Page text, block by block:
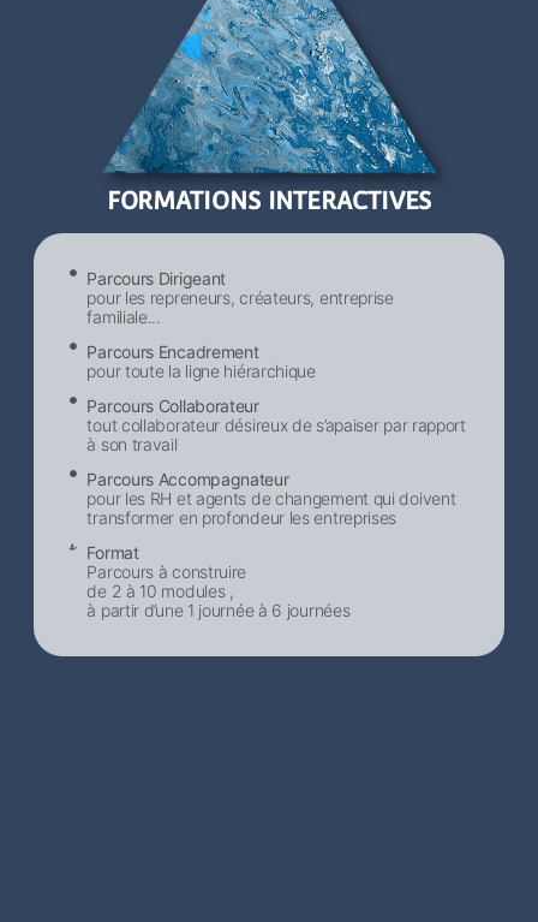
FORMATIONS INTERACTIVES
Parcours Dirigeant
pour les repreneurs, créateurs, entreprise
familiale...
Parcours Encadrement
pour toute la ligne hiérarchique
Parcours Collaborateur
tout collaborateur désireux de s’apaiser par rapport
à son travail
Parcours Accompagnateur
pour les RH et agents de changement qui doivent
transformer en profondeur les entreprises
Format
Parcours à construire
de 2 à 10 modules ,
à partir d’une 1 journée à 6 journées